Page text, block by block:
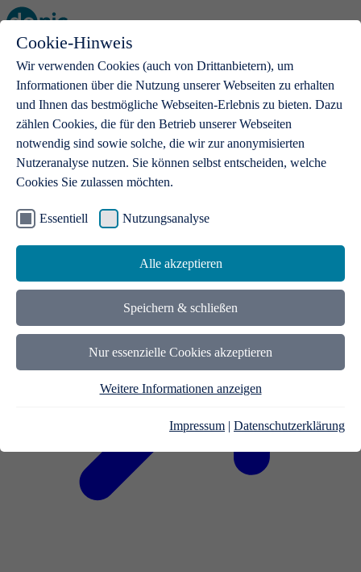
Cookie-Hinweis
Wir verwenden Cookies (auch von Drittanbietern), um
Informationen über die Nutzung unserer Webseiten zu erhalten
und Ihnen das bestmögliche Webseiten-Erlebnis zu bieten. Dazu
zählen Cookies, die für den Betrieb unserer Webseiten
notwendig sind sowie solche, die wir zur anonymisierten
Nutzeranalyse nutzen. Sie können selbst entscheiden, welche
Cookies Sie zulassen möchten.
Essentiell Nutzungsanalyse
Alle akzeptieren
Speichern & schließen
Nur essenzielle Cookies akzeptieren
Weitere Informationen anzeigen
Impressum | Datenschutzerklärung
Open main menu
.de-Domains
Mit einer .de-Domain erhalten Ideen eine Bühne